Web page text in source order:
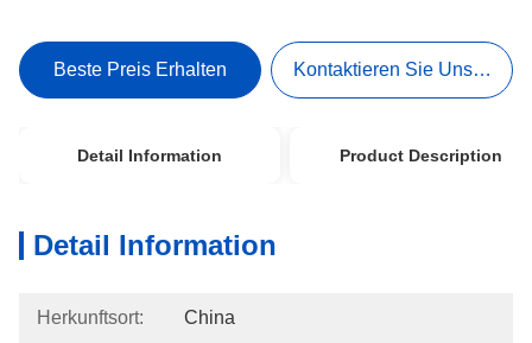
Beste Preis Erhalten Kontaktieren Sie Uns Jetzt
Detail Information Product Description
Detail Information
Herkunftsort: China